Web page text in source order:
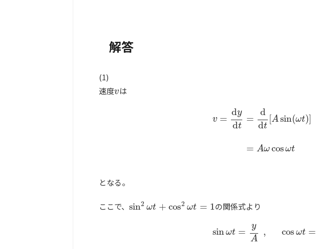
解答
(1)
速度v
vは
v =
dy
dt
=
=
d
dt
[Asin(ωt)]
Aωcosωt
t=d Asin
となる。
ここで、 sin2 ωt + cos2 ωt = 1
sin2ωt+ cos2ωt=1 の関係式より
sinωt =
y
A
, cos ωt =